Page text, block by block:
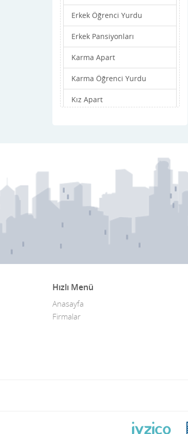
Erkek Öğrenci Yurdu
Erkek Pansiyonları
Karma Apart
Karma Öğrenci Yurdu
Kız Apart
Hızlı Menü
Anasayfa
Firmalar